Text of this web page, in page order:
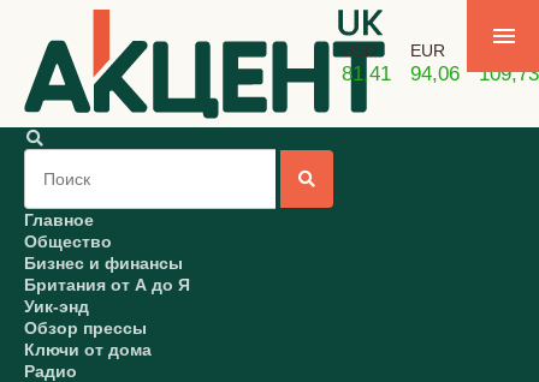
USD
81,41
EUR
94,06 109,73
Главное
Общество
Бизнес и финансы
Британия от А до Я
Уик-энд
Обзор прессы
Ключи от дома
Радио